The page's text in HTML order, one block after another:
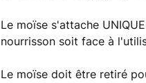
Le moïse s'attache
nourrisson soit face à
Le moïse doit être retiré